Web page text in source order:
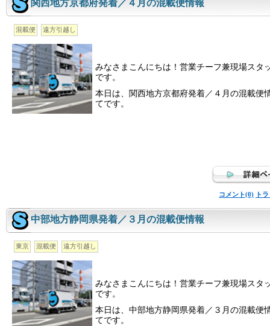
関西地方京都府発着／４月の混載便情報
混載便 遠方引越し
みなさまこんにちは！営業チーフ兼現場スタ
です。
本日は、関西地方京都府発着／４月の混載便
てです。
コメント(0) ト
中部地方静岡県発着／３月の混載便情報
東京 混載便 遠方引越し
みなさまこんにちは！営業チーフ兼現場スタ
です。
本日は、中部地方静岡県発着／３月の混載便
てです。